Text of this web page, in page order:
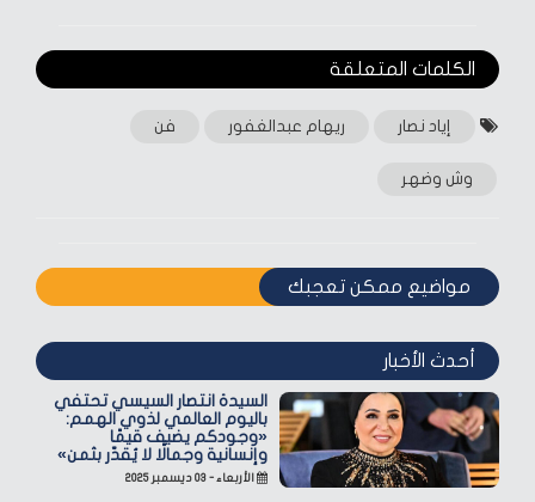
الكلمات المتعلقة‎
إياد نصار ريهام عبدالغفور فن
وش وضهر
مواضيع ممكن تعجبك
أحدث الأخبار
السيدة انتصار السيسي تحتفي
باليوم العالمي لذوي الهمم:
«وجودكم يضيف قيمًا
وإنسانية وجمالًا لا يُقدّر بثمن»
الأربعاء - ٠٣ ديسمبر ٢٠٢٥